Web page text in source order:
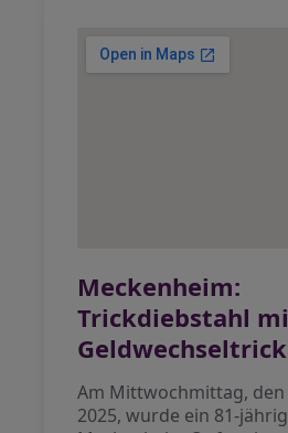
Meckenheim:
Trickdiebstahl
Geldwechseltrick
Am Mittwochmittag,
2025, wurde ein 81-